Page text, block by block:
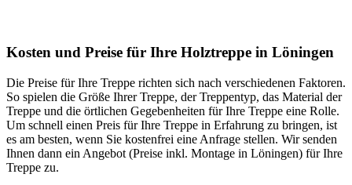
Kosten und Preise für Ihre Holztreppe in Löningen
Die Preise für Ihre Treppe richten sich nach verschiedenen Faktoren.
So spielen die Größe Ihrer Treppe, der Treppentyp, das Material der
Treppe und die örtlichen Gegebenheiten für Ihre Treppe eine Rolle.
Um schnell einen Preis für Ihre Treppe in Erfahrung zu bringen, ist
es am besten, wenn Sie kostenfrei eine Anfrage stellen. Wir senden
Ihnen dann ein Angebot (Preise inkl. Montage in Löningen) für Ihre
Treppe zu.